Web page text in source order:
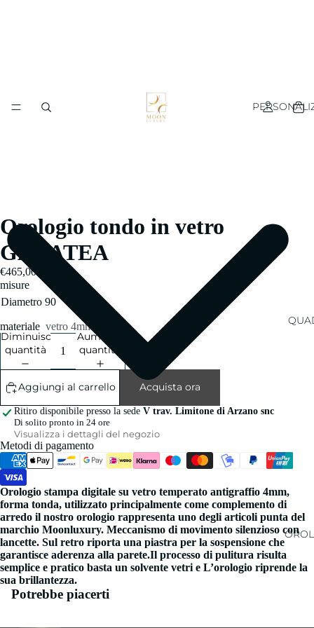
Orologio tondo in vetro
GALATEA
€465,00
misure
materiale vetro 4mm
Diminuisci
quantità
Aumenta
quantità
Aggiungi al carrello Acquista ora
Ritiro disponibile presso la sede V trav. Limitone di Arzano snc
Di solito pronto in 24 ore
Visualizza i dettagli del negozio
Metodi di pagamento
Orologio stampa digitale su vetro temperato antigraffio 4mm,
forma tonda, utilizzato principalmente come complemento di
arredo il nostro orologio rappresenta uno degli articoli punta del
marchio Moonluxury. Meccanismo di movimento silenzioso con
lancette. Sul retro riporta una piastra per la sospensione che
garantisce aderenza alla parete.Il processo di pulitura risulta
semplice e pratico basta un solvente vetri e L’orologio riprende la
sua brillantezza.
Potrebbe piacerti